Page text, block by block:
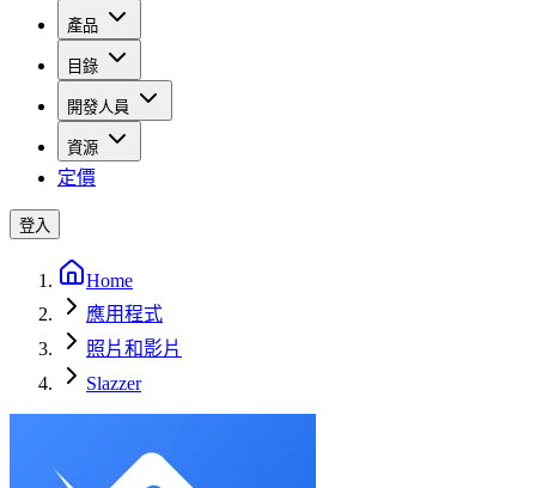
產品
目錄
開發人員
資源
定價
登入
Home
應用程式
照片和影片
Slazzer